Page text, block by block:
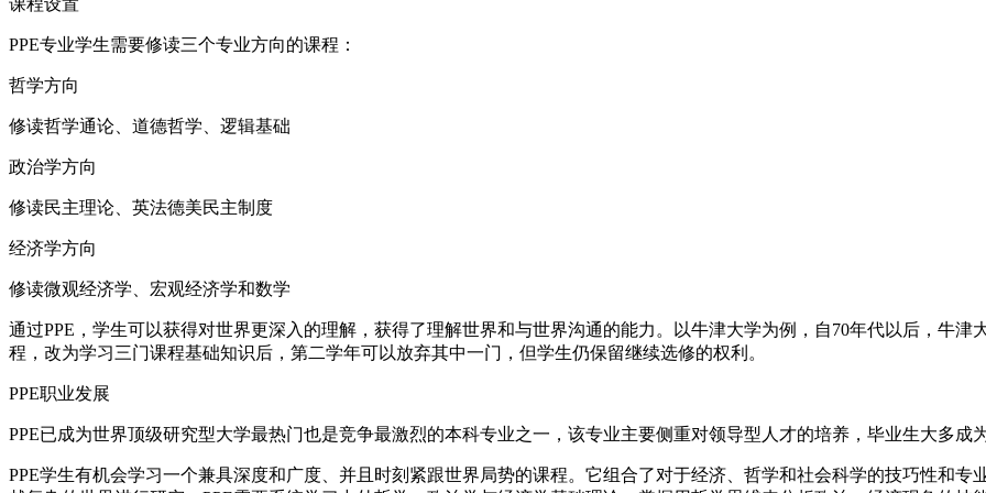
PPE专业学生需要修读三个专业方向的课程：
哲学方向
修读哲学通论、道德哲学、逻辑基础
政治学方向
修读民主理论、英法德美民主制度
经济学方向
修读微观经济学、宏观经济学和数学
通过PPE，学生可以获得对世界更深入的理解，获得了理解世界和与世界沟通的能力。以牛津大学为例，自70年代以后，牛
程，改为学习三门课程基础知识后，第二学年可以放弃其中一门，但学生仍保留继续选修的权利。
PPE职业发展
PPE已成为世界顶级研究型大学最热门也是竞争最激烈的本科专业之一，该专业主要侧重对领导型人才的培养，毕业生大多成
PPE学生有机会学习一个兼具深度和广度、并且时刻紧跟世界局势的课程。它组合了对于经济、哲学和社会科学的技巧性和